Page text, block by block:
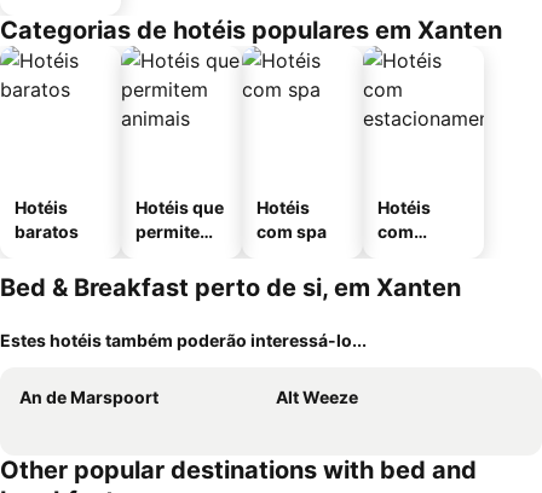
Categorias de hotéis populares em Xanten
Hotéis
baratos
Hotéis que
permitem
Hotéis
com spa
Hotéis
com
mento
Bed & Breakfast perto de si, em Xanten
Estes hotéis também poderão interessá-lo...
An de Marspoort Alt Weeze
Other popular destinations with bed and